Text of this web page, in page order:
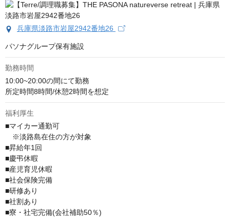
兵庫県淡路市岩屋2942番地26
パソナグループ保有施設
勤務時間
10:00~20:00の間にて勤務
所定時間8時間/休憩2時間を想定
福利厚生
■マイカー通勤可
※淡路島在住の方が対象
■昇給年1回
■慶弔休暇
■産児育児休暇
■社会保険完備
■研修あり
■社割あり
■寮・社宅完備(会社補助50％)